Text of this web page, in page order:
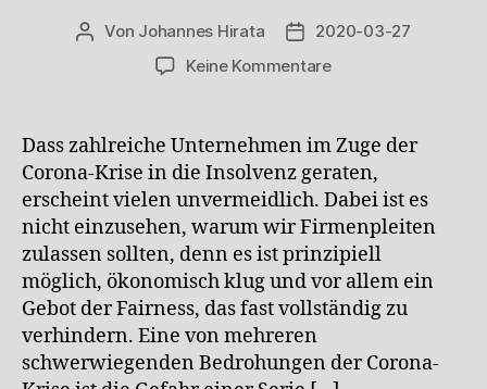
Beitragsautor
Von Johannes Hirata Veröffentlichungsdatum
2020-03-27
Keine Kommentarezu
der
Krise
sind
vermeidbar
Dass zahlreiche Unternehmen im Zuge der
Corona-Krise in die Insolvenz geraten,
erscheint vielen unvermeidlich. Dabei ist es
nicht einzusehen, warum wir Firmenpleiten
zulassen sollten, denn es ist prinzipiell
möglich, ökonomisch klug und vor allem ein
Gebot der Fairness, das fast vollständig zu
verhindern. Eine von mehreren
schwerwiegenden Bedrohungen der Corona-